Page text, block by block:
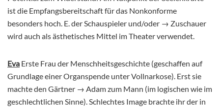
ist die Empfangsbereitschaft für das Nonkonforme
besonders hoch. E. der Schauspieler und/oder → Zuschauer
wird auch als ästhetisches Mittel im Theater verwendet.
Eva Erste Frau der Menschheitsgeschichte (geschaffen auf
Grundlage einer Organspende unter Vollnarkose). Erst sie
machte den Gärtner → Adam zum Mann (im logischen wie im
geschlechtlichen Sinne). Schlechtes Image brachte ihr der in